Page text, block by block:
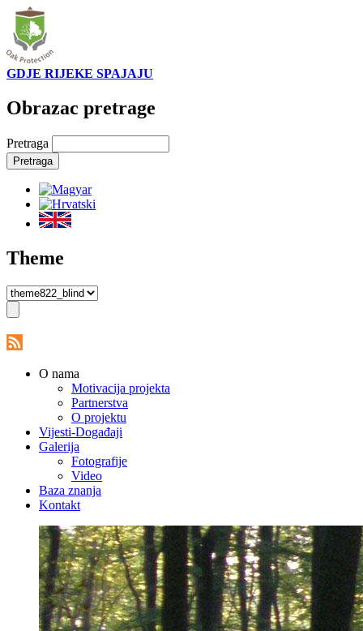
GDJE RIJEKE SPAJAJU
Obrazac pretrage
Pretraga
Theme
O nama
Motivacija projekta
Partnerstva
O projektu
Vijesti-Događaji
Galerija
Fotografije
Video
Baza znanja
Kontakt